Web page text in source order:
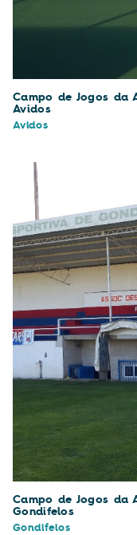
Campo de Jogos da
Avidos
Avidos
Campo de Jogos da
Gondifelos
Gondifelos